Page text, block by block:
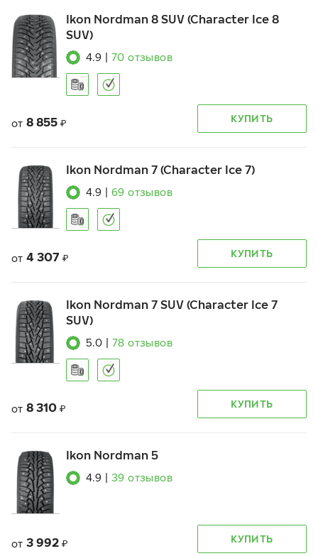
Ikon Nordman 8 SUV (Character Ice 8
SUV)
4.9 70 отзывов
от 8 855 ₽ КУПИТЬ
Ikon Nordman 7 (Character Ice 7)
4.9 69 отзывов
от 4 307 ₽ КУПИТЬ
Ikon Nordman 7 SUV (Character Ice 7
SUV)
5.0 78 отзывов
от 8 310 ₽ КУПИТЬ
Ikon Nordman 5
4.9 39 отзывов
от 3 992 ₽ КУПИТЬ